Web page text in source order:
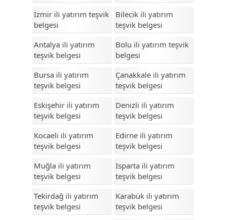
Bursa
Çanakkale
Çankırı
Çorum
Denizli
Diyarbakır
Düzce
Edirne
Elazığ
Erzincan
İzmir ili yatırım teşvik
belgesi
Antalya ili yatırım
teşvik belgesi
Bursa ili yatırım
teşvik belgesi
Eskişehir ili yatırım
teşvik belgesi
Kocaeli ili yatırım
teşvik belgesi
Muğla ili yatırım
teşvik belgesi
Tekirdağ ili yatırım
teşvik belgesi
Bilecik ili yatırım
teşvik belgesi
Bolu ili yatırım teşvik
belgesi
Çanakkale ili yatırım
teşvik belgesi
Denizli ili yatırım
teşvik belgesi
Edirne ili yatırım
teşvik belgesi
Isparta ili yatırım
teşvik belgesi
Karabük ili yatırım
teşvik belgesi